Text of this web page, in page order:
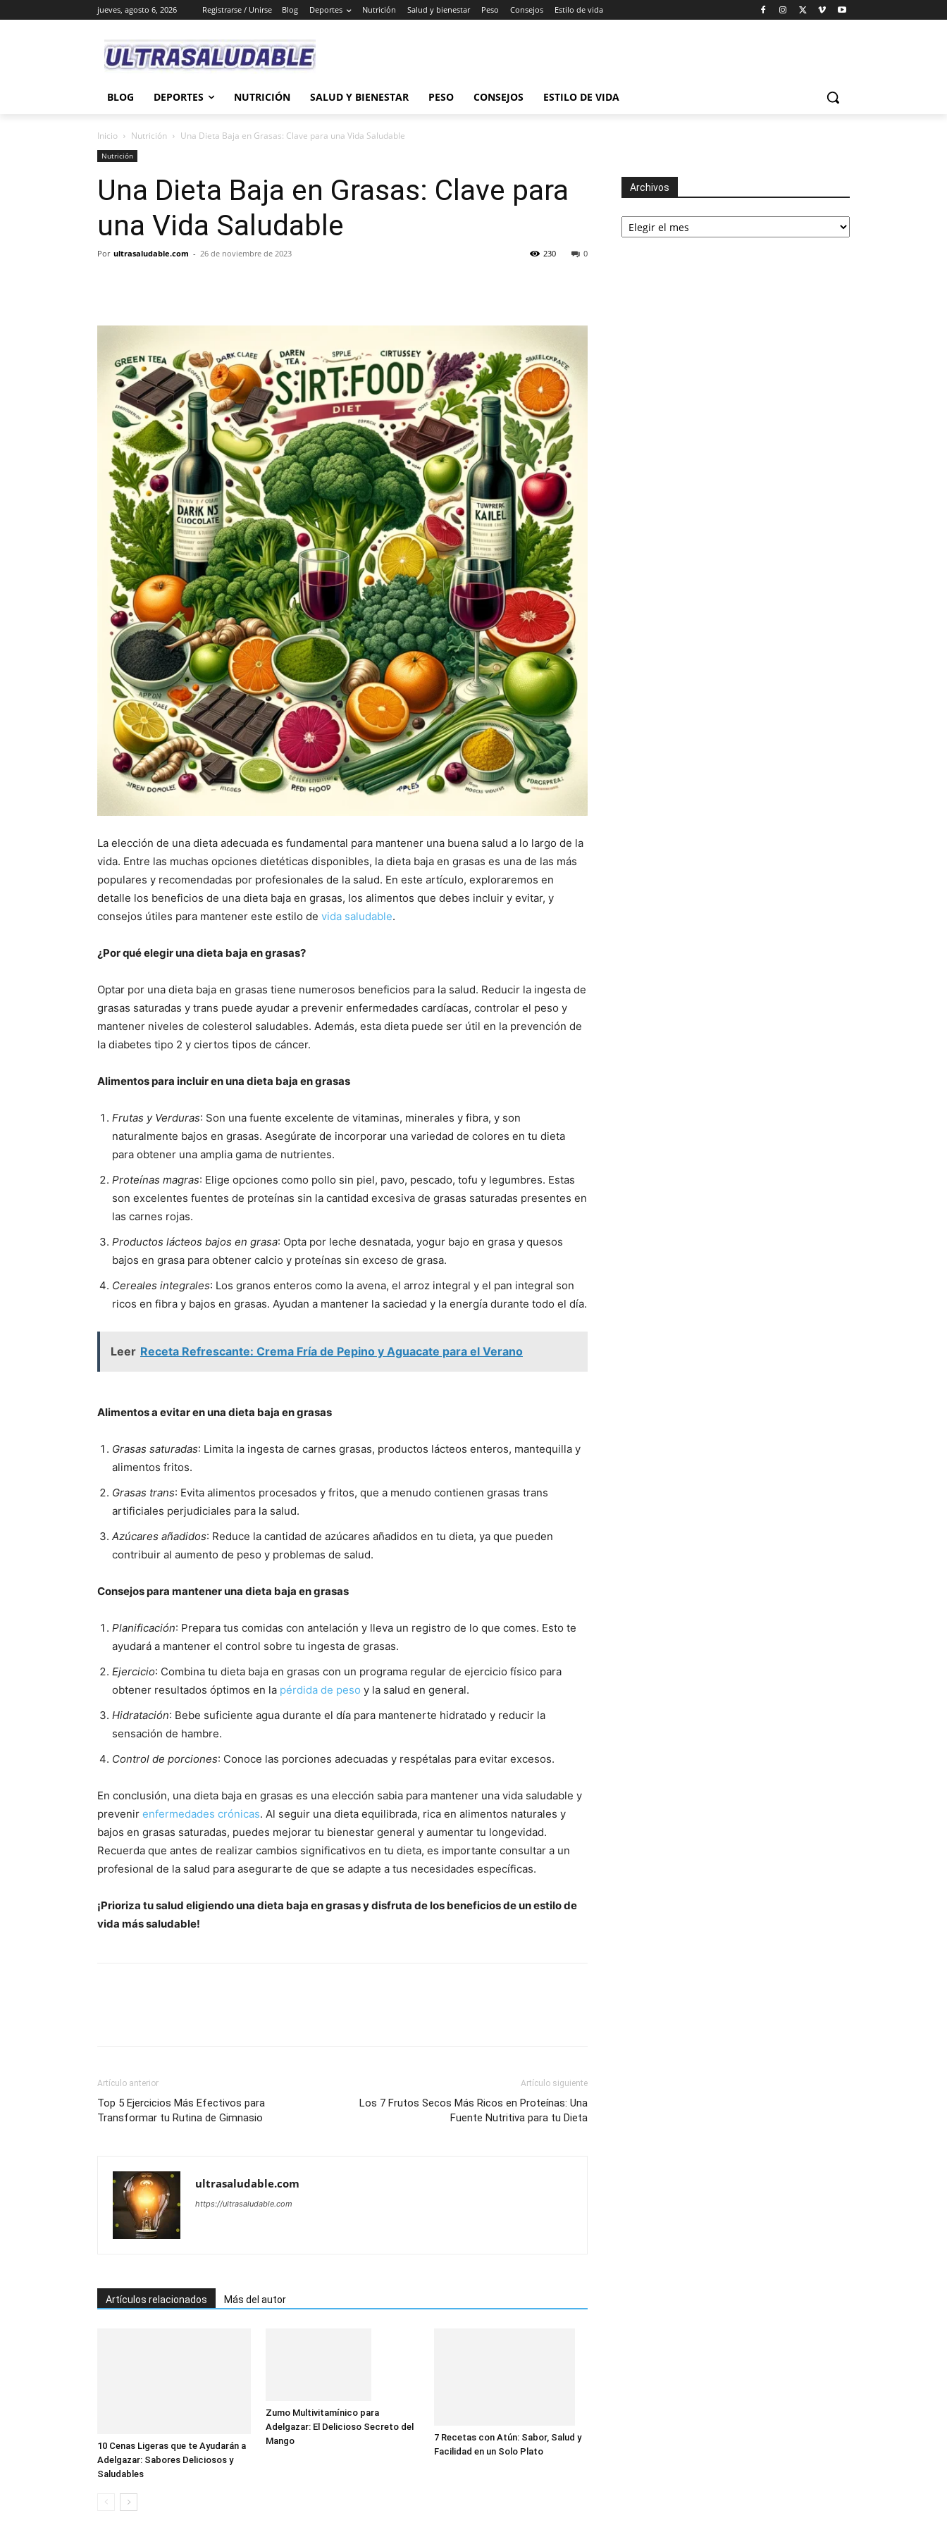
jueves, agosto 6, 2026 Registrarse / Unirse Blog Deportes Nutrición Salud y bienestar Peso Consejos Estilo de vida
BLOG DEPORTES NUTRICIÓN SALUD Y BIENESTAR PESO CONSEJOS ESTILO DE VIDA
Inicio Nutrición Una Dieta Baja en Grasas: Clave para una Vida Saludable
Nutrición
Una Dieta Baja en Grasas: Clave para
una Vida Saludable
Por ultrasaludable.com - 26 de noviembre de 2023 0
230
La elección de una dieta adecuada es fundamental para mantener una buena salud a lo largo de la
vida. Entre las muchas opciones dietéticas disponibles, la dieta baja en grasas es una de las más
populares y recomendadas por profesionales de la salud. En este artículo, exploraremos en
detalle los beneficios de una dieta baja en grasas, los alimentos que debes incluir y evitar, y
consejos útiles para mantener este estilo de vida saludable.
¿Por qué elegir una dieta baja en grasas?
Optar por una dieta baja en grasas tiene numerosos beneficios para la salud. Reducir la ingesta de
grasas saturadas y trans puede ayudar a prevenir enfermedades cardíacas, controlar el peso y
mantener niveles de colesterol saludables. Además, esta dieta puede ser útil en la prevención de
la diabetes tipo 2 y ciertos tipos de cáncer.
Alimentos para incluir en una dieta baja en grasas
Frutas y Verduras: Son una fuente excelente de vitaminas, minerales y fibra, y son
naturalmente bajos en grasas. Asegúrate de incorporar una variedad de colores en tu dieta
para obtener una amplia gama de nutrientes.
Proteínas magras: Elige opciones como pollo sin piel, pavo, pescado, tofu y legumbres. Estas
son excelentes fuentes de proteínas sin la cantidad excesiva de grasas saturadas presentes en
las carnes rojas.
Productos lácteos bajos en grasa: Opta por leche desnatada, yogur bajo en grasa y quesos
bajos en grasa para obtener calcio y proteínas sin exceso de grasa.
Cereales integrales: Los granos enteros como la avena, el arroz integral y el pan integral son
ricos en fibra y bajos en grasas. Ayudan a mantener la saciedad y la energía durante todo el día.
Leer Receta Refrescante: Crema Fría de Pepino y Aguacate para el Verano
Alimentos a evitar en una dieta baja en grasas
Grasas saturadas: Limita la ingesta de carnes grasas, productos lácteos enteros, mantequilla y
alimentos fritos.
Grasas trans: Evita alimentos procesados y fritos, que a menudo contienen grasas trans
artificiales perjudiciales para la salud.
Azúcares añadidos: Reduce la cantidad de azúcares añadidos en tu dieta, ya que pueden
contribuir al aumento de peso y problemas de salud.
Consejos para mantener una dieta baja en grasas
Planificación: Prepara tus comidas con antelación y lleva un registro de lo que comes. Esto te
ayudará a mantener el control sobre tu ingesta de grasas.
Ejercicio: Combina tu dieta baja en grasas con un programa regular de ejercicio físico para
obtener resultados óptimos en la pérdida de peso y la salud en general.
Hidratación: Bebe suficiente agua durante el día para mantenerte hidratado y reducir la
sensación de hambre.
Control de porciones: Conoce las porciones adecuadas y respétalas para evitar excesos.
En conclusión, una dieta baja en grasas es una elección sabia para mantener una vida saludable y
prevenir enfermedades crónicas. Al seguir una dieta equilibrada, rica en alimentos naturales y
bajos en grasas saturadas, puedes mejorar tu bienestar general y aumentar tu longevidad.
Recuerda que antes de realizar cambios significativos en tu dieta, es importante consultar a un
profesional de la salud para asegurarte de que se adapte a tus necesidades específicas.
¡Prioriza tu salud eligiendo una dieta baja en grasas y disfruta de los beneficios de un estilo de
vida más saludable!
Artículo anterior
Top 5 Ejercicios Más Efectivos para
Transformar tu Rutina de Gimnasio
Artículo siguiente
Los 7 Frutos Secos Más Ricos en Proteínas: Una
Fuente Nutritiva para tu Dieta
ultrasaludable.com
https://ultrasaludable.com
Artículos relacionados Más del autor
10 Cenas Ligeras que te Ayudarán a
Adelgazar: Sabores Deliciosos y
Saludables
Zumo Multivitamínico para
Adelgazar: El Delicioso Secreto del
Mango
7 Recetas con Atún: Sabor, Salud y
Facilidad en un Solo Plato
Archivos
Archivos